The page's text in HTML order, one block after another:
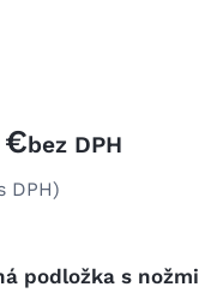
€bez DPH
DPH)
podložka s nožmi